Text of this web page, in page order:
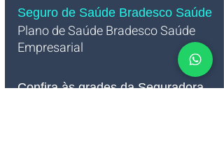
Seguro de Saúde Bradesco Saúde
Plano de Saúde Bradesco Saúde
Empresarial
Confira às grades da Seguradora